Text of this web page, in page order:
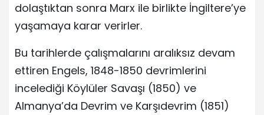
dolaştıktan sonra Marx ile birlikte İngiltere’ye
yaşamaya karar verirler.
Bu tarihlerde çalışmalarını aralıksız devam
ettiren Engels, 1848-1850 devrimlerini
incelediği Köylüler Savaşı (1850) ve
Almanya’da Devrim ve Karşıdevrim (1851)